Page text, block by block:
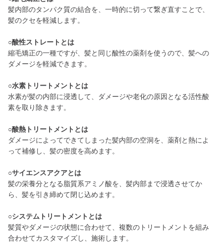
髪内部のタンパク質の結合を、一時的に切って繋ぎ直すことで、
髪のクセを軽減します。
○酸性ストレートとは
縮毛矯正の一種ですが、髪と同じ酸性の薬剤を使うので、髪への
ダメージを軽減できます。
○水素トリートメントとは
水素が髪の内部に浸透して、ダメージや老化の原因となる活性酸
素を取り除きます。
○酸熱トリートメントとは
ダメージによってできてしまった髪内部の空洞を、薬剤と熱によ
って補修し、髪の密度を高めます。
○サイエンスアクアとは
髪の栄養分となる脂質系アミノ酸を、髪内部まで浸透させてか
ら、髪を引き締めて閉じ込めます。
○システムトリートメントとは
髪質やダメージの状態に合わせて、複数のトリートメントを組み
合わせてカスタマイズし、施術します。